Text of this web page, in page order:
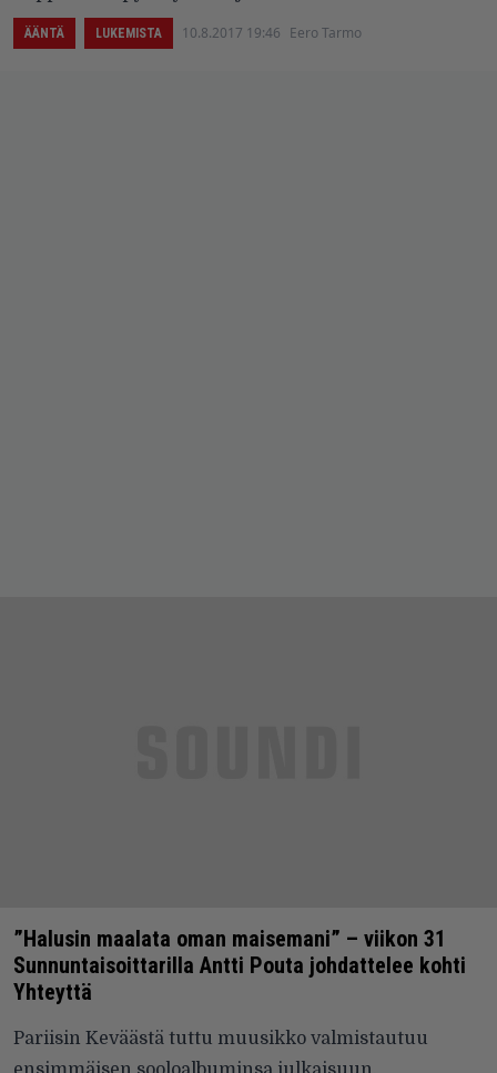
ÄÄNTÄ LUKEMISTA 10.8.2017 19:46 Eero Tarmo
”Halusin maalata oman maisemani” – viikon 31
Sunnuntaisoittarilla Antti Pouta johdattelee kohti
Yhteyttä
Pariisin Keväästä tuttu muusikko valmistautuu